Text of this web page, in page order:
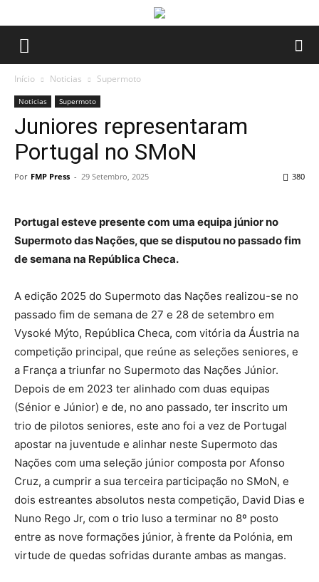
Início Noticias Supermoto
Noticias Supermoto
Juniores representaram
Portugal no SMoN
Por FMP Press - 29 Setembro, 2025 380
Portugal esteve presente com uma equipa júnior no
Supermoto das Nações, que se disputou no passado fim
de semana na República Checa.
A edição 2025 do Supermoto das Nações realizou-se no
passado fim de semana de 27 e 28 de setembro em
Vysoké Mýto, República Checa, com vitória da Áustria na
competição principal, que reúne as seleções seniores, e
a França a triunfar no Supermoto das Nações Júnior.
Depois de em 2023 ter alinhado com duas equipas
(Sénior e Júnior) e de, no ano passado, ter inscrito um
trio de pilotos seniores, este ano foi a vez de Portugal
apostar na juventude e alinhar neste Supermoto das
Nações com uma seleção júnior composta por Afonso
Cruz, a cumprir a sua terceira participação no SMoN, e
dois estreantes absolutos nesta competição, David Dias e
Nuno Rego Jr, com o trio luso a terminar no 8º posto
entre as nove formações júnior, à frente da Polónia, em
virtude de quedas sofridas durante ambas as mangas.